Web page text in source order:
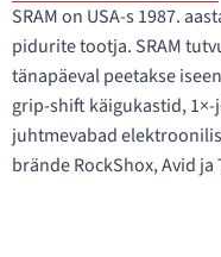
SRAM on USA-s 1987.
pidurite tootja. SRAM
tänapäeval peetakse
grip-shift käigukastid,
juhtmevabad
brände RockShox, Avid ja